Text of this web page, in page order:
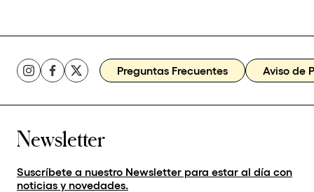
Preguntas Frecuentes Aviso de
Newsletter
Suscríbete a nuestro Newsletter para estar al día con
noticias y novedades.